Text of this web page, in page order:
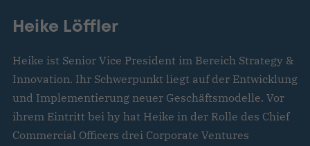
Heike Löffler
Heike ist Senior Vice President im Bereich Strategy &
Innovation. Ihr Schwerpunkt liegt auf der Entwicklung
und Implementierung neuer Geschäftsmodelle. Vor
ihrem Eintritt bei hy hat Heike in der Rolle des Chief
Commercial Officers drei Corporate Ventures